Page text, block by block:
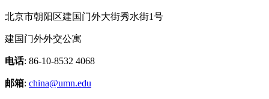
北京市朝阳区建国门外大街秀水街1号
建国门外外交公寓
电话: 86-10-8532 4068
邮箱: china@umn.edu